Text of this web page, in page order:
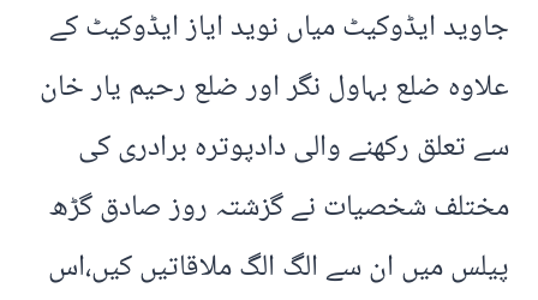
جاوید ایڈوکیٹ میاں نوید ایاز ایڈوکیٹ کے
علاوہ ضلع بہاول نگر اور ضلع رحیم یار خان
سے تعلق رکھنے والی دادپوترہ برادری کی
مختلف شخصیات نے گزشتہ روز صادق گڑھ
پیلس میں ان سے الگ الگ ملاقاتیں کیں،اس